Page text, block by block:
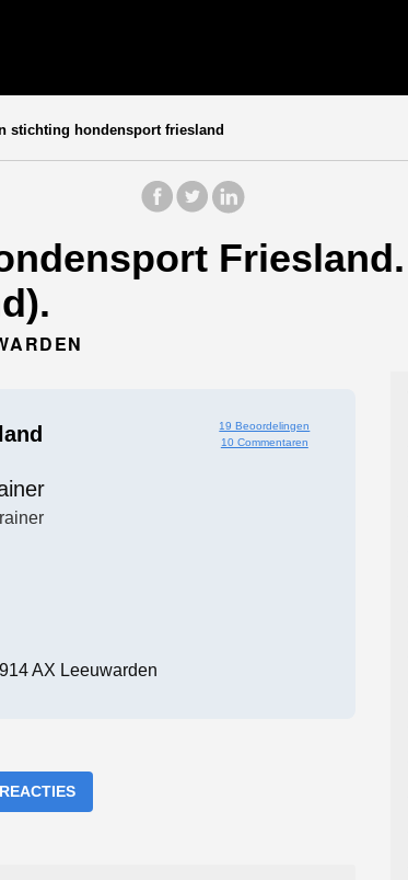
stichting hondensport friesland
19 Beoordelingen
10 Commentaren
AX Leeuwarden